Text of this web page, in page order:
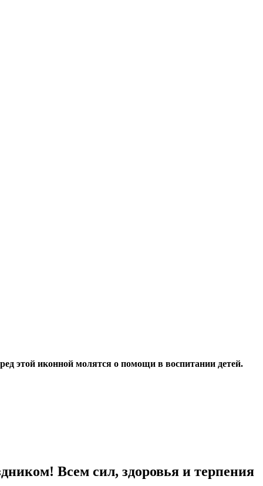
этой иконной молятся о помощи в воспитании детей.
Всем сил, здоровья и терпения